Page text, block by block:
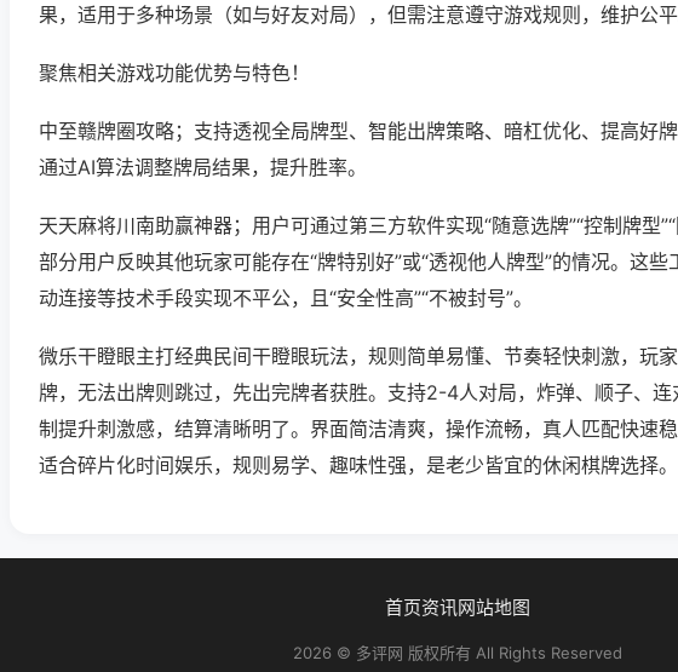
果，适用于多种场景（如与好友对局），但需注意遵守游戏规则，维护公平
聚焦相关游戏功能优势与特色！
中至赣牌圈攻略；支持透视全局牌型、智能出牌策略、暗杠优化、提高好牌
通过AI算法调整牌局结果，提升胜率。
天天麻将川南助赢神器；用户可通过第三方软件实现“随意选牌”“控制牌型”“
部分用户反映其他玩家可能存在“牌特别好”或“透视他人牌型”的情况。这
动连接等技术手段实现不平公，且“安全性高”“不被封号”。
微乐干瞪眼主打经典民间干瞪眼玩法，规则简单易懂、节奏轻快刺激，玩
牌，无法出牌则跳过，先出完牌者获胜。支持2-4人对局，炸弹、顺子、
制提升刺激感，结算清晰明了。界面简洁清爽，操作流畅，真人匹配快速稳
适合碎片化时间娱乐，规则易学、趣味性强，是老少皆宜的休闲棋牌选择。
首页资讯网站地图
2026 © 多评网 版权所有 All Rights Reserved